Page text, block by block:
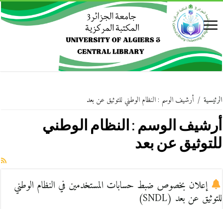
الرئيسية / أرشيف الوسم : النظام الوطني للتوثيق عن بعد
أرشيف الوسم : النظام الوطني
للتوثيق عن بعد
إعلان بخصوص ضبط حسابات المستخدمين في النظام الوطني
للتوثيق عن بعد (SNDL)